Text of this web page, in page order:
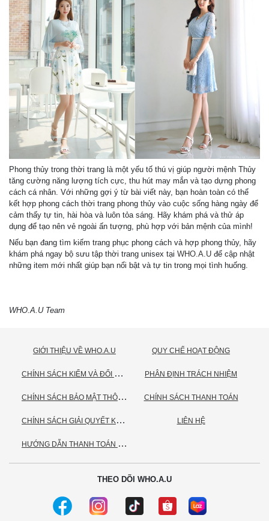
Phong thủy trong thời trang là một yếu tố thú vị giúp người mệnh Thủy
tăng cường năng lượng tích cực, thu hút may mắn và tạo dựng phong
cách cá nhân. Với những gợi ý từ bài viết này, bạn hoàn toàn có thể
kết hợp phong cách thời trang phong thủy vào cuộc sống hàng ngày để
cảm thấy tự tin, hài hòa và luôn tỏa sáng. Hãy khám phá và thử áp
dụng để tạo nên vẻ ngoài ấn tượng, phù hợp với bản mệnh của mình!
Nếu bạn đang tìm kiếm trang phục phong cách và hợp phong thủy, hãy
khám phá ngay bộ sưu tập thời trang unisex tại WHO.A.U để cập nhật
những item mới nhất giúp bạn nổi bật và tự tin trong mọi tình huống.
WHO.A.U Team
GIỚI THIỆU VỀ WHO.A.U
C
HÍNH SÁCH KIỂM VÀ ĐỔI TRẢ HÀNG
C
HÍNH SÁCH BẢO MẬT THÔNG TIN CÁ NHÂN
C
HÍNH SÁCH GIẢI QUYẾT KHIẾU NẠI
H
ƯỚNG DẪN THANH TOÁN VNPAY
QUY CHẾ HOẠT ĐỘNG
PHÂN ĐỊNH TRÁCH NHIỆM
CHÍNH SÁCH THANH TOÁN
LIÊN HỆ
THEO DÕI WHO.A.U